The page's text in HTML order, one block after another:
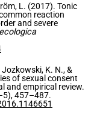
L. (2017). Tonic
reaction
and severe
Jozkowski, K. N., &
of sexual consent
and empirical review.
457–487.